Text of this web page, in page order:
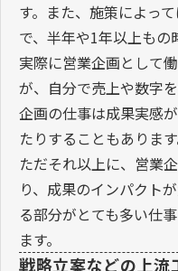
す。また、施策によっ
で、半年や1年以上もの
実際に営業企画として
が、自分で売上や数字
企画の仕事は成果実感
たりすることもあります
ただそれ以上に、営業
り、成果のインパクト
る部分がとても多い仕
ます。
戦略立案などの上流